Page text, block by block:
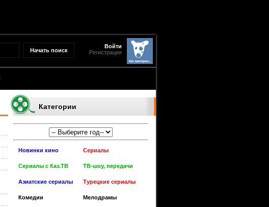
Войти
Регистрация
Категории
Новинки кино Сериалы
Сериалы с Каз.ТВ ТВ-шоу, передачи
Азиатские сериалы Турецкие сериалы
Комедии Мелодрамы